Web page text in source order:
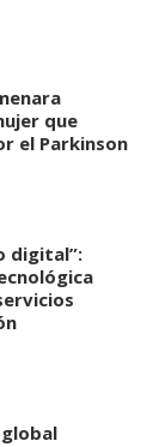
que
el Parkinson
digital”: